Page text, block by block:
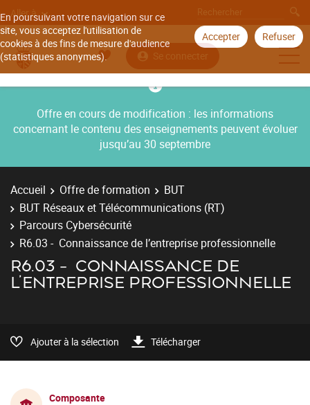
En poursuivant votre navigation sur ce
site, vous acceptez l'utilisation de
cookies à des fins de mesure d'audience
(statistiques anonymes).
Accepter Refuser
Aller à
Se connecter
Offre en cours de modification : les informations
concernant le contenu des enseignements peuvent évoluer
jusqu’au 30 septembre
Accueil Offre de formation
BUT
BUT Réseaux et Télécommunications (RT)
Parcours Cybersécurité
R6.03 - Connaissance de l’entreprise professionnelle
R6.03 - CONNAISSANCE DE
L’ENTREPRISE PROFESSIONNELLE
Ajouter à la sélection Télécharger
Composante